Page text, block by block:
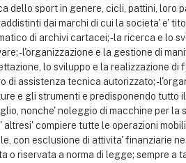
dello sport in genere, cicli, pattini, loro
dai marchi di cui la societa' e'
di archivi cartacei; - la ricerca e lo
- l'organizzazione e la gestione di
lo sviluppo e la realizzazione di
di assistenza tecnica autorizzato; -
e gli strumenti e predisponendo tutto
nonche' noleggio di macchine per la
altresi' compiere tutte le operazioni
con esclusione di attivita' finanziarie
o riservata a norma di legge; sempre a